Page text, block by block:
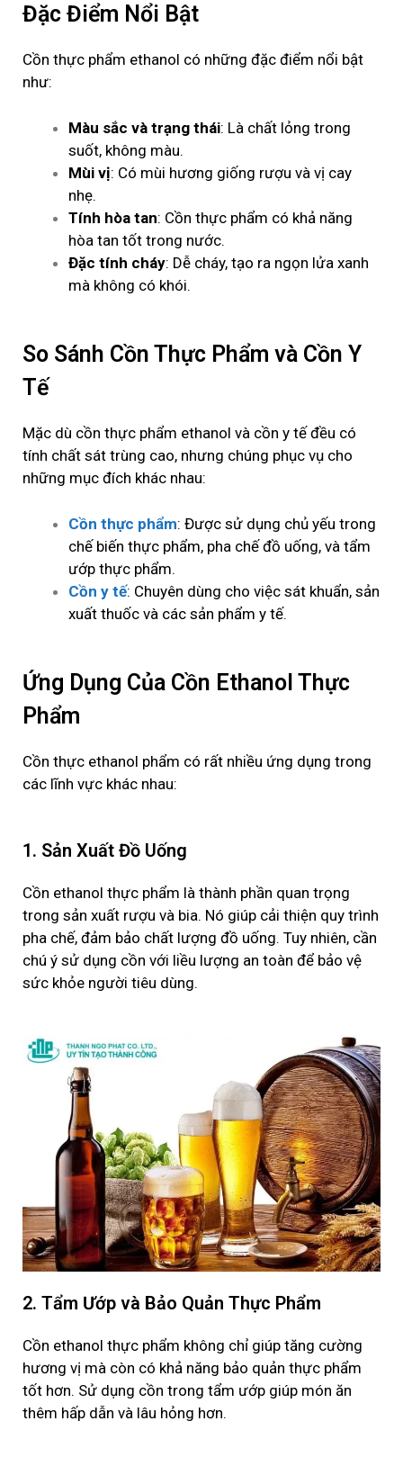
Đặc Điểm Nổi Bật
Cồn thực phẩm ethanol có những đặc điểm nổi bật
như:
Màu sắc và trạng thái: Là chất lỏng trong
suốt, không màu.
Mùi vị: Có mùi hương giống rượu và vị cay
nhẹ.
Tính hòa tan: Cồn thực phẩm có khả năng
hòa tan tốt trong nước.
Đặc tính cháy: Dễ cháy, tạo ra ngọn lửa xanh
mà không có khói.
So Sánh Cồn Thực Phẩm và Cồn Y
Tế
Mặc dù cồn thực phẩm ethanol và cồn y tế đều có
tính chất sát trùng cao, nhưng chúng phục vụ cho
những mục đích khác nhau:
Cồn thực phẩm: Được sử dụng chủ yếu trong
chế biến thực phẩm, pha chế đồ uống, và tẩm
ướp thực phẩm.
Cồn y tế: Chuyên dùng cho việc sát khuẩn, sản
xuất thuốc và các sản phẩm y tế.
Ứng Dụng Của Cồn Ethanol Thực
Phẩm
Cồn thực ethanol phẩm có rất nhiều ứng dụng trong
các lĩnh vực khác nhau:
1. Sản Xuất Đồ Uống
Cồn ethanol thực phẩm là thành phần quan trọng
trong sản xuất rượu và bia. Nó giúp cải thiện quy trình
pha chế, đảm bảo chất lượng đồ uống. Tuy nhiên, cần
chú ý sử dụng cồn với liều lượng an toàn để bảo vệ
sức khỏe người tiêu dùng.
2. Tẩm Ướp và Bảo Quản Thực Phẩm
Cồn ethanol thực phẩm không chỉ giúp tăng cường
hương vị mà còn có khả năng bảo quản thực phẩm
tốt hơn. Sử dụng cồn trong tẩm ướp giúp món ăn
thêm hấp dẫn và lâu hỏng hơn.